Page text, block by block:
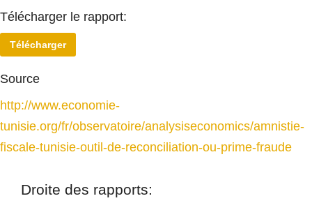
Télécharger le rapport:
Télécharger
Source
http://www.economie-
tunisie.org/fr/observatoire/analysiseconomics/amnistie-
fiscale-tunisie-outil-de-reconciliation-ou-prime-fraude
Droite des rapports: